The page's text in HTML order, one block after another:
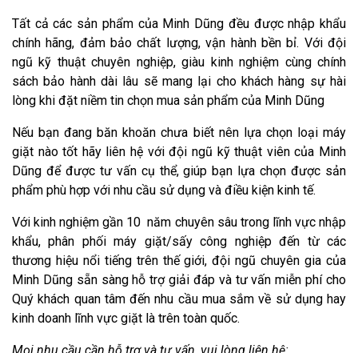
Tất cả các sản phẩm của Minh Dũng đều được nhập khẩu
chính hãng, đảm bảo chất lượng, vận hành bền bỉ. Với đội
ngũ kỹ thuật chuyên nghiệp, giàu kinh nghiệm cùng chính
sách bảo hành dài lâu sẽ mang lại cho khách hàng sự hài
lòng khi đặt niềm tin chọn mua sản phẩm của Minh Dũng
Nếu bạn đang băn khoăn chưa biết nên lựa chọn loại máy
giặt nào tốt hãy liên hệ với đội ngũ kỹ thuật viên của Minh
Dũng để được tư vấn cụ thể, giúp bạn lựa chọn được sản
phẩm phù hợp với nhu cầu sử dụng và điều kiện kinh tế.
Với kinh nghiệm gần 10 năm chuyên sâu trong lĩnh vực nhập
khẩu, phân phối máy giặt/sấy công nghiệp đến từ các
thương hiệu nổi tiếng trên thế giới, đội ngũ chuyên gia của
Minh Dũng sẵn sàng hỗ trợ giải đáp và tư vấn miễn phí cho
Quý khách quan tâm đến nhu cầu mua sắm về sử dụng hay
kinh doanh lĩnh vực giặt là trên toàn quốc.